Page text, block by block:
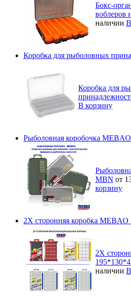
Бокс-
воблеров
наличии
Коробка для рыболовных
Коробка для
В корзину
Рыболовная коробочка
MBN от
корзину
2Х сторонняя коробка
2Х
наличии